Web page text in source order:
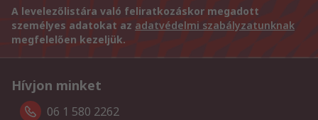
A levelezőlistára való feliratkozáskor megadott
személyes adatokat az adatvédelmi szabályzatunknak
megfelelően kezeljük.
Hívjon minket
06 1 580 2262